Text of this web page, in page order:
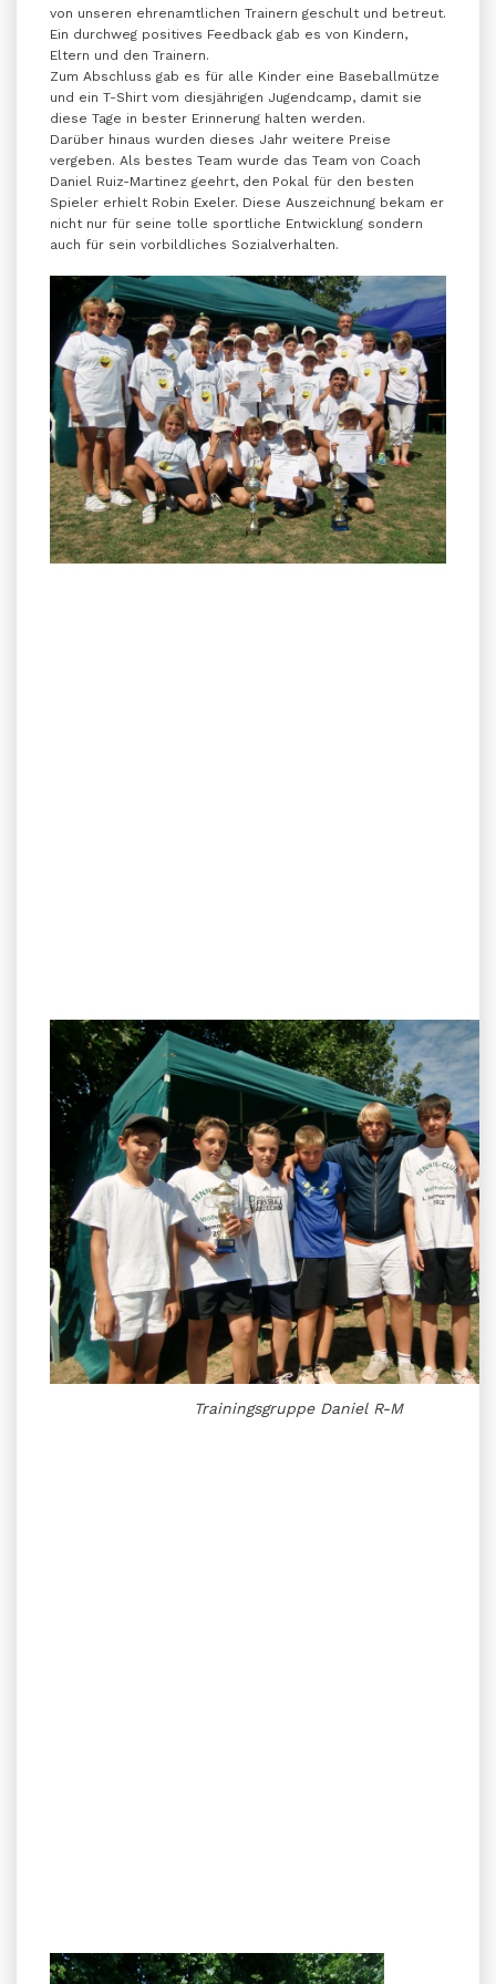
von unseren ehrenamtlichen Trainern geschult und betreut.
Ein durchweg positives Feedback gab es von Kindern,
Eltern und den Trainern.
Zum Abschluss gab es für alle Kinder eine Baseballmütze
und ein T-Shirt vom diesjährigen Jugendcamp, damit sie
diese Tage in bester Erinnerung halten werden.
Darüber hinaus wurden dieses Jahr weitere Preise
vergeben. Als bestes Team wurde das Team von Coach
Daniel Ruiz-Martinez geehrt, den Pokal für den besten
Spieler erhielt Robin Exeler. Diese Auszeichnung bekam er
nicht nur für seine tolle sportliche Entwicklung sondern
auch für sein vorbildliches Sozialverhalten.
Trainingsgruppe Daniel R-M